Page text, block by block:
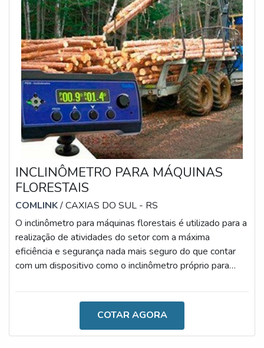
INCLINÔMETRO PARA MÁQUINAS
FLORESTAIS
COMLINK/ CAXIAS DO SUL - RS
O inclinômetro para máquinas florestais é utilizado para a
realização de atividades do setor com a máxima
eficiência e segurança nada mais seguro do que contar
com um dispositivo como o inclinômetro próprio para
altamente qualificados e tecnológicos, especialmente
CARACTERÍSTICAS DO DISPOSITIVOO que diferencia
o aparato de outros acessórios é a sua eficiência, uma
COTAR AGORA